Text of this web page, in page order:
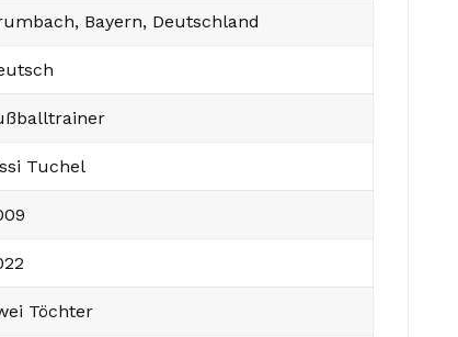
Bayern, Deutschland
Tuchel
Töchter